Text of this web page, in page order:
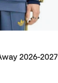
2026-2027